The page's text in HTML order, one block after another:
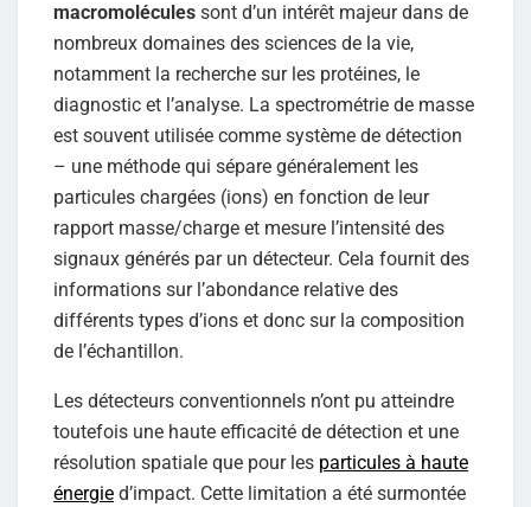
macromolécules sont d’un intérêt majeur dans de
nombreux domaines des sciences de la vie,
notamment la recherche sur les protéines, le
diagnostic et l’analyse. La spectrométrie de masse
est souvent utilisée comme système de détection
– une méthode qui sépare généralement les
particules chargées (ions) en fonction de leur
rapport masse/charge et mesure l’intensité des
signaux générés par un détecteur. Cela fournit des
informations sur l’abondance relative des
différents types d’ions et donc sur la composition
de l’échantillon.
Les détecteurs conventionnels n’ont pu atteindre
toutefois une haute efficacité de détection et une
résolution spatiale que pour les particules à haute
énergie d’impact. Cette limitation a été surmontée